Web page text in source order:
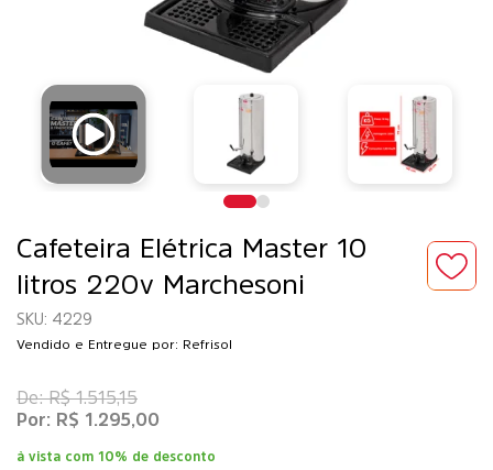
Cafeteira Elétrica Master 10
litros 220v Marchesoni
4229
Vendido e Entregue por: Refrisol
à vista com 10% de desconto
R$ 1.515,15
R$ 1.295,00